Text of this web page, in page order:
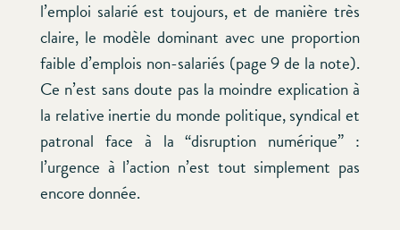
l’emploi salarié est toujours, et de manière très
claire, le modèle dominant avec une proportion
faible d’emplois non-salariés (page 9 de la note).
Ce n’est sans doute pas la moindre explication à
la relative inertie du monde politique, syndical et
patronal face à la “disruption numérique” :
l’urgence à l’action n’est tout simplement pas
encore donnée.